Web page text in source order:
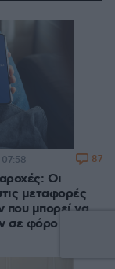
Οι
μεταφορές
που μπορεί να
σε φόρο
87